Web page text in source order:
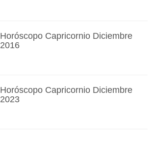
Horóscopo Capricornio Diciembre
2016
Horóscopo Capricornio Diciembre
2023